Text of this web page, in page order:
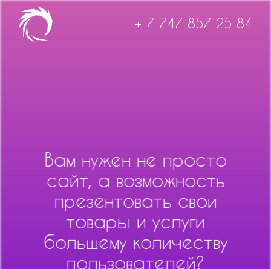
+ 7 747 857 25 84
Вам нужен не просто
сайт, а возможность
презентовать свои
товары и услуги
большему количеству
пользователей?